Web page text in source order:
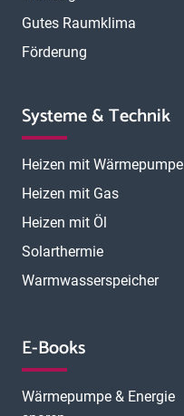
Gutes Raumklima
Förderung
Systeme & Technik
Heizen mit Wärmepumpe
Heizen mit Gas
Heizen mit Öl
Solarthermie
Warmwasserspeicher
E-Books
Wärmepumpe & Energie